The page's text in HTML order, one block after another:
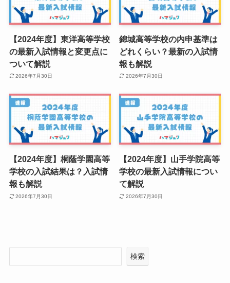
【2024年度】東洋高等学校
の最新入試情報と変更点に
ついて解説
2026年7月30日
錦城高等学校の内申基準は
どれくらい？最新の入試情
報も解説
2026年7月30日
【2024年度】桐蔭学園高等
学校の入試結果は？入試情
報も解説
2026年7月30日
【2024年度】山手学院高等
学校の最新入試情報につい
て解説
2026年7月30日
検索